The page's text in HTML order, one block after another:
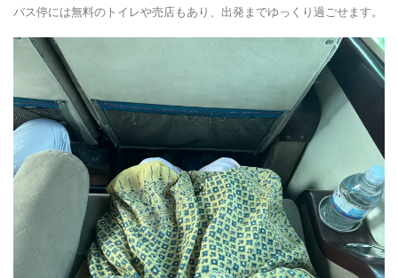
バス停には無料のトイレや売店もあり、出発までゆっくり過ごせます。